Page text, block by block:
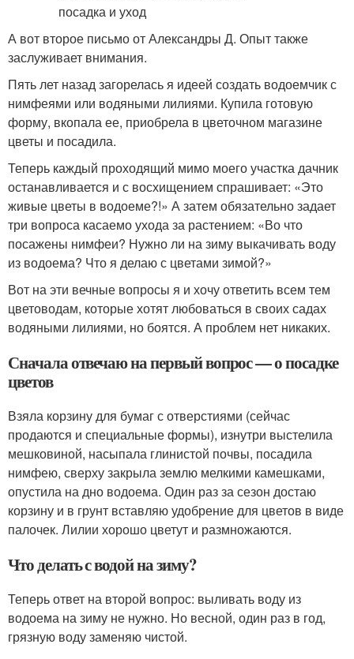
А вот второе письмо от Александры Д. Опыт также
заслуживает внимания.
Пять лет назад загорелась я идеей создать водоемчик с
нимфеями или водяными лилиями. Купила готовую
форму, вкопала ее, приобрела в цветочном магазине
цветы и посадила.
Теперь каждый проходящий мимо моего участка дачник
останавливается и с восхищением спрашивает: «Это
живые цветы в водоеме?!» А затем обязательно задает
три вопроса касаемо ухода за растением: «Во что
посажены нимфеи? Нужно ли на зиму выкачивать воду
из водоема? Что я делаю с цветами зимой?»
Вот на эти вечные вопросы я и хочу ответить всем тем
цветоводам, которые хотят любоваться в своих садах
водяными лилиями, но боятся. А проблем нет никаких.
Сначала отвечаю на первый вопрос — о посадке
цветов
Взяла корзину для бумаг с отверстиями (сейчас
продаются и специальные формы), изнутри выстелила
мешковиной, насыпала глинистой почвы, посадила
нимфею, сверху закрыла землю мелкими камешками,
опустила на дно водоема. Один раз за сезон достаю
корзину и в грунт вставляю удобрение для цветов в виде
палочек. Лилии хорошо цветут и размножаются.
Что делать с водой на зиму?
Теперь ответ на второй вопрос: выливать воду из
водоема на зиму не нужно. Но весной, один раз в год,
грязную воду заменяю чистой.